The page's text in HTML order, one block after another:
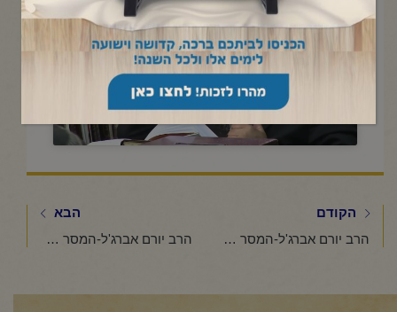
Click to accept marketing cookies and
enable this content
הקודם
הרב יורם אברג'ל-המסר היומי-יום ירושלים -כ"ז אייר תשפ"ה
הבא
הרב יורם אברג'ל-המסר היומי-כוחה של תורה- ב' סיון תשפ"ו